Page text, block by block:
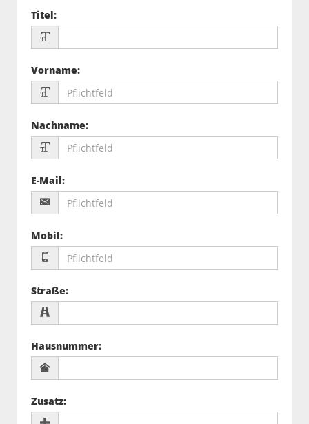
Titel:
Vorname:
Nachname:
E-Mail:
Mobil:
Straße:
Hausnummer:
Zusatz: